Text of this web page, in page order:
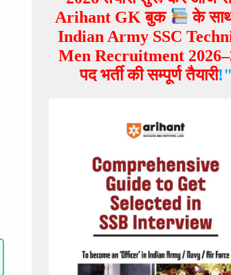
Arihant GK बुक
के
Indian Army SSC
Men Recruitment
पद भर्तीकी सम्पूर्ण तैयारी!"